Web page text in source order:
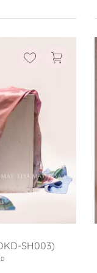
SH003)